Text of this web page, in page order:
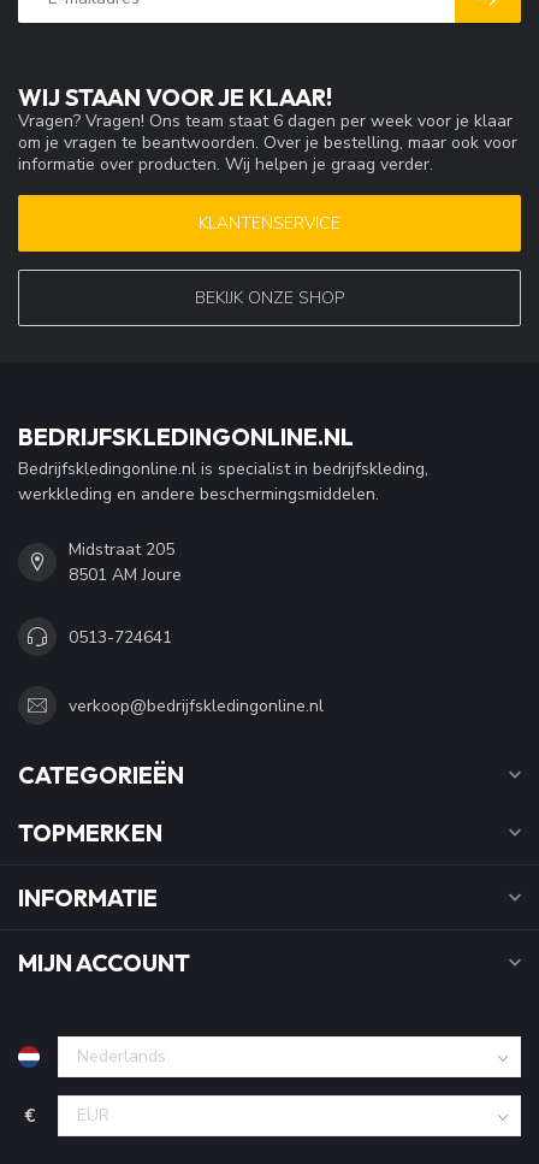
WIJ STAAN VOOR JE KLAAR!
Vragen? Vragen! Ons team staat 6 dagen per week voor je klaar
om je vragen te beantwoorden. Over je bestelling, maar ook voor
informatie over producten. Wij helpen je graag verder.
KLANTENSERVICE
BEKIJK ONZE SHOP
BEDRIJFSKLEDINGONLINE.NL
Bedrijfskledingonline.nl is specialist in bedrijfskleding,
werkkleding en andere beschermingsmiddelen.
Midstraat 205
8501 AM Joure
0513-724641
verkoop@bedrijfskledingonline.nl
CATEGORIEËN
TOPMERKEN
INFORMATIE
MIJN ACCOUNT
€